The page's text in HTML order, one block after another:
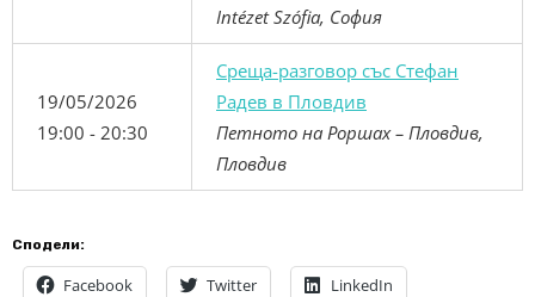
Intézet Szófia, София
19/05/2026
19:00 - 20:30
Среща-разговор със Стефан
Радев в Пловдив
Петното на Роршах – Пловдив,
Пловдив
Сподели:
Facebook Twitter LinkedIn